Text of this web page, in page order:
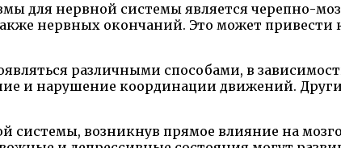
для нервной системы является черепно-
нервных окончаний. Это может
различными способами, в
и нарушение координации движений.
системы, возникнув прямое влияние на